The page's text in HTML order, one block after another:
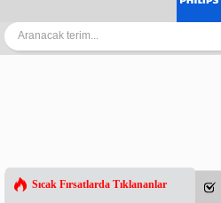
Sıcak Fırsatlarda Tıklananlar